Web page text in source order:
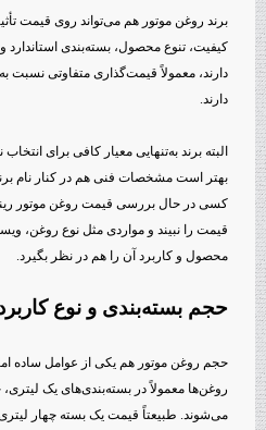
برند روغن موتور هم می‌تواند روی قیمت
کیفیت، تنوع محصول، بسته‌بندی
دارند، معمولاً قیمت‌گذاری متفاوتی نسبت
دارند.
البته برند به‌تنهایی معیار کافی برای
بهتر است مشخصات فنی هم در کنار نام
کسی در حال بررسی قیمت روغن موتور
محصول و کاربرد آن را هم در نظر بگیرد.
حجم بسته‌بندی و نوع
حجم روغن موتور هم یکی از عوامل ساده
روغن‌ها معمولاً در بسته‌بندی‌های یک
می‌شوند. طبیعتاً قیمت یک بسته چهار